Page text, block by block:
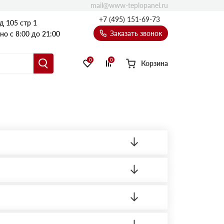
105 стр 1
с 8:00 до 21:00
+7 (495) 151-69-73
Заказать звонок
0 0 Корзина
mail@www-teplopanel.ru